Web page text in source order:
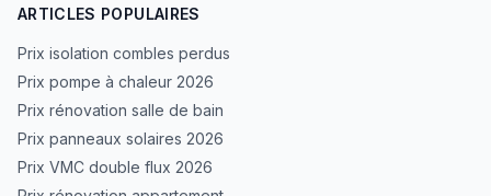
ARTICLES POPULAIRES
Prix isolation combles perdus
Prix pompe à chaleur 2026
Prix rénovation salle de bain
Prix panneaux solaires 2026
Prix VMC double flux 2026